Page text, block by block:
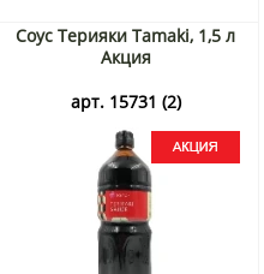
Соус Терияки Tamaki, 1,5 л
Акция
арт. 15731 (2)